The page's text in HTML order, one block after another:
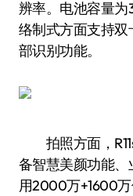
辨率。电池容量为
络制式方面支持双
部识别功能。
拍照方面，
备智慧美颜功能
用2000万+1600